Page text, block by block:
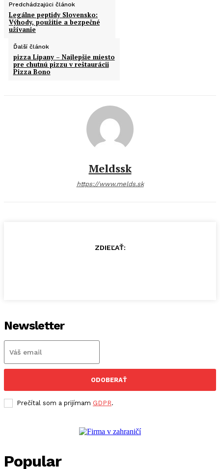
Predchádzajúci článok
Legálne peptidy Slovensko:
Výhody, použitie a bezpečné
užívanie
Ďalší článok
pizza Lipany – Najlepšie miesto
pre chutnú pizzu v reštaurácii
Pizza Bono
Meldssk
https://www.melds.sk
ZDIEĽAŤ:
Newsletter
ODOBERAŤ
Prečítal som a prijímam GDPR.
Popular